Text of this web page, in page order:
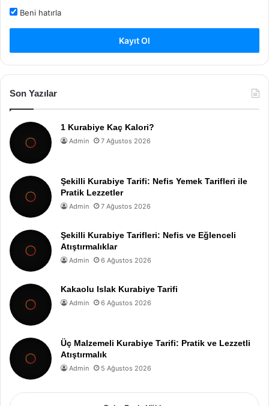
Beni hatırla
Kayıt Ol
Son Yazılar
1 Kurabiye Kaç Kalori?
Admin 7 Ağustos 2026
Şekilli Kurabiye Tarifi: Nefis Yemek Tarifleri ile
Pratik Lezzetler
Admin 7 Ağustos 2026
Şekilli Kurabiye Tarifleri: Nefis ve Eğlenceli
Atıştırmalıklar
Admin 6 Ağustos 2026
Kakaolu Islak Kurabiye Tarifi
Admin 6 Ağustos 2026
Üç Malzemeli Kurabiye Tarifi: Pratik ve Lezzetli
Atıştırmalık
Admin 5 Ağustos 2026